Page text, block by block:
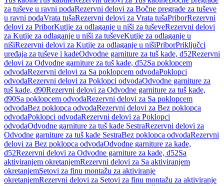
za tuševe u ravni podaRezervni delovi za Bočne pregrade za tuševe
u ravni podaVrata tušaRezervni delovi za Vrata tušaPriborRezervni
delovi za PriborKutije za odlaganje u niši za tuševeRezervni delovi
za Kutije za odlaganje u niši za tuševeKutije za odlaganje u
nišiRezervni delovi za Kutije za odlaganje u nišiPriborPriključci
uređaja za tuševe i kadeOdvodne garniture za tuš kade, d52Rezervni
delovi za Odvodne garniture za tuš kade, d52Sa poklopcem
odvodaRezervni delovi za Sa poklopcem odvodaPoklopci
odvodaRezervni delovi za Poklopci odvodaOdvodne garniture za
tuš kade, d90Rezervni delovi za Odvodne garniture za tuš kade,
d90Sa poklopcem odvodaRezervni delovi za Sa poklopcem
odvodaBez poklopca odvodaRezervni delovi za Bez poklopca
odvodaPoklopci odvodaRezervni delovi za Poklopci
odvodaOdvodne garniture za tuš kade SestraRezervni delovi za
Odvodne garniture za tuš kade SestraBez poklopca odvodaRezervni
delovi za Bez poklopca odvodaOdvodne garniture za kade,
d52Rezervni delovi za Odvodne garniture za kade, d52Sa
aktiviranjem okretanjemRezervni delovi za Sa aktiviranjem
okretanjemSetovi za finu montažu za aktiviranje
okretanjemRezervni delovi za Setovi za finu montažu za aktiviranje